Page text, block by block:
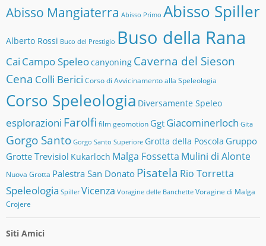
Abisso Mangiaterra Abisso Primo Abisso Spiller
Alberto Rossi Buco del Prestigio Buso della Rana
Cai Campo Speleocanyoning Caverna del Sieson
Cena Colli Berici Corso di Avvicinamento alla Speleologia
Corso Speleologia Diversamente Speleo
esplorazioni Farolfi film geomotion Ggt Giacominerloch Gita
Gorgo Santo Gorgo Santo Superiore Grotta della Poscola Gruppo
Grotte Trevisiol Kukarloch Malga Fossetta Mulini di Alonte
Nuova Grotta Palestra San Donato Pisatela Rio Torretta
Speleologia Spiller Vicenza Voragine delle Banchette Voragine di Malga
Crojere
Siti Amici